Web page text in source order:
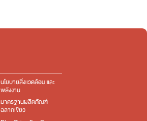
นโยบายสิ่งแวดล้อม และ
พลังงาน
มาตรฐานผลิตภัณฑ์
ฉลากเขียว